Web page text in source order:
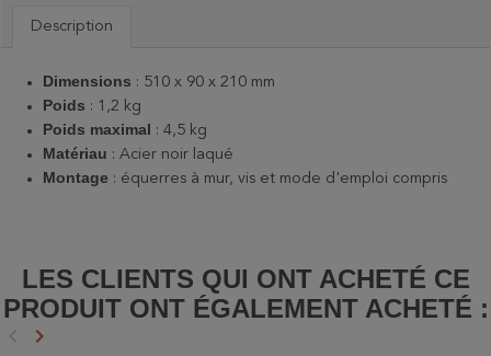
Description
Dimensions : 510 x 90 x 210 mm
Poids : 1,2 kg
Poids maximal : 4,5 kg
Matériau : Acier noir laqué
Montage : équerres à mur, vis et mode d'emploi compris
LES CLIENTS QUI ONT ACHETÉ CE
PRODUIT ONT ÉGALEMENT ACHETÉ :
Précédent
keyboard_arrow_left Suivant
keyboard_arrow_right